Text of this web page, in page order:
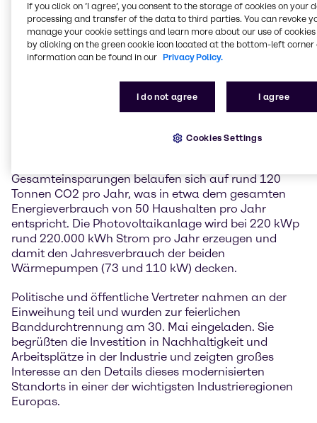
Insgesamt wurden mehr als 1,5 Millionen Euro in die
Reduzierung des Energieverbrauchs investiert. Dies
geschah im Rahmen eines ganzheitlichen Konzepts,
das die thermische Gebäudesanierung und die
Heizsystems auf Grundwasser-Wärmepumpen und
Strombedarfs für die Wärmepumpe, die Verbraucher
Gesamteinsparungen belaufen sich auf rund 120
Tonnen CO2 pro Jahr, was in etwa dem gesamten
Energieverbrauch von 50 Haushalten pro Jahr
entspricht. Die Photovoltaikanlage wird bei 220 kWp
rund 220.000 kWh Strom pro Jahr erzeugen und
damit den Jahresverbrauch der beiden
Wärmepumpen (73 und 110 kW) decken.
Politische und öffentliche Vertreter nahmen an der
Einweihung teil und wurden zur feierlichen
Banddurchtrennung am 30. Mai eingeladen. Sie
begrüßten die Investition in Nachhaltigkeit und
Arbeitsplätze in der Industrie und zeigten großes
Interesse an den Details dieses modernisierten
Standorts in einer der wichtigsten Industrieregionen
Europas.
If you click on ’I agree’, you consent to the storage of cookies on your
processing and transfer of the data to third parties. You can revoke
manage your cookie settings and learn more about our use of cookies
by clicking on the green cookie icon located at the bottom-left corner
information can be found in our Privacy Policy.
I do not agree I agree
Cookies Settings